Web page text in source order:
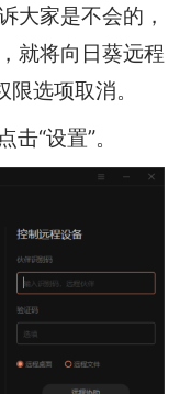
大家是不会的，
就将向日葵远程
选项取消。
“设置”。